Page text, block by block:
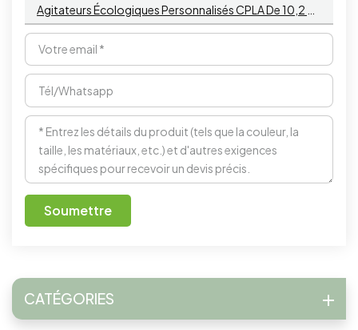
Soumettre
CATÉGORIES